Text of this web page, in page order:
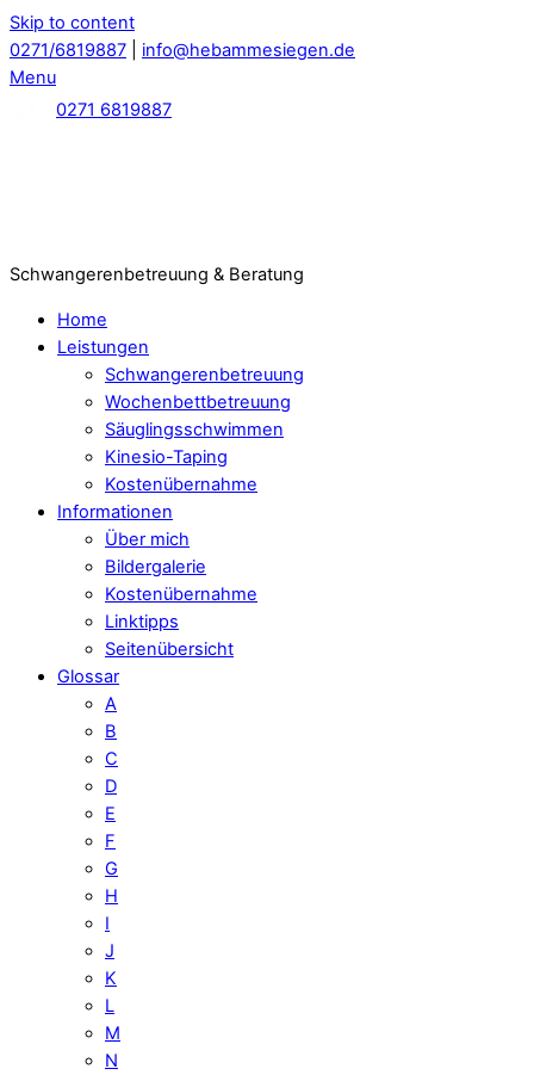
Skip to content
0271/6819887
info@hebammesiegen.de
Menu
0271 6819887
Schwangerenbetreuung & Beratung
Home
Leistungen
Schwangerenbetreuung
Wochenbettbetreuung
Säuglingsschwimmen
Kinesio-Taping
Kostenübernahme
Informationen
Über mich
Bildergalerie
Kostenübernahme
Linktipps
Seitenübersicht
Glossar
A
B
C
D
E
F
G
H
I
J
K
L
M
N